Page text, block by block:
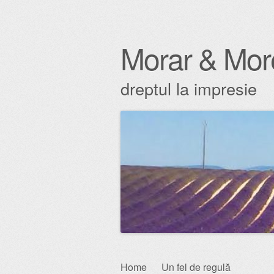
Morar &
dreptul la impresie
Skip
Home Un fel de regulă